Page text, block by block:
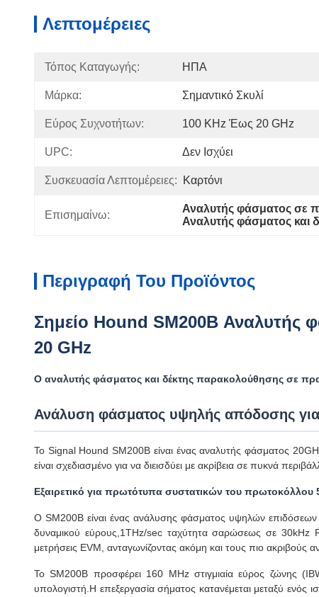
Λεπτομέρειες
Τόπος Καταγωγής: ΗΠΑ
Μάρκα: Σημαντικό Σκυλί
Εύρος Συχνοτήτων: 100 KHz Έως 20 GHz
UPC: Δεν Ισχύει
Συσκευασία Λεπτομέρειες: Καρτόνι
Επισημαίνω:
Αναλυτής φάσματος σε
Αναλυτής φάσματος και
Περιγραφή Του Προϊόντος
Σημείο Hound SM200B Αναλυτής
20 GHz
Ο αναλυτής φάσματος και δέκτης παρακολούθησης σε
Ανάλυση φάσματος υψηλής απόδοσης
Το Signal Hound SM200B είναι ένας αναλυτής φάσματος
είναι σχεδιασμένο για να διεισδύει με ακρίβεια σε πυκνά
Εξαιρετικό για πρωτότυπα συστατικών του
Ο SM200B είναι ένας ανάλυσης φάσματος υψηλών
δυναμικού εύρους,1THz/sec ταχύτητα σαρώσεως σε
μετρήσεις EVM, ανταγωνίζοντας ακόμη και τους πιο ακριβούς
Το SM200B προσφέρει 160 MHz στιγμιαία εύρος ζώνης
υπολογιστή.Η επεξεργασία σήματος κατανέμεται μεταξύ